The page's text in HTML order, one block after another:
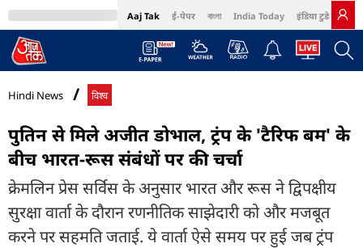
Aaj Tak ई-पेपर বাংলা India Today इंडिया टुडे हिंदी
MumbaiTak Cosmopolitan Harper's Bazaar Northeast
Hindi News विश्व
पुतिन से मिले अजीत डोभाल, ट्रंप के 'टैरिफ बम' के
बीच भारत-रूस संबंधों पर की चर्चा
क्रेमलिन प्रेस सर्विस के अनुसार भारत और रूस ने द्विपक्षीय
सुरक्षा वार्ता के दौरान रणनीतिक साझेदारी को और मजबूत
करने पर सहमति जताई. ये वार्ता ऐसे समय पर हुई जब ट्रंप